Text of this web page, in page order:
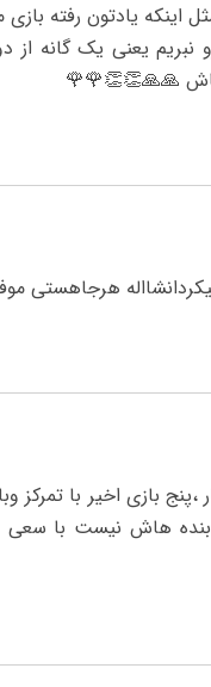
یادتون رفته بازی
یعنی یک گانه از
🙏🙏👏👏🌹🌹
هرجاهستی
بازی اخیر با تمرکز
بنده هاش نیست با